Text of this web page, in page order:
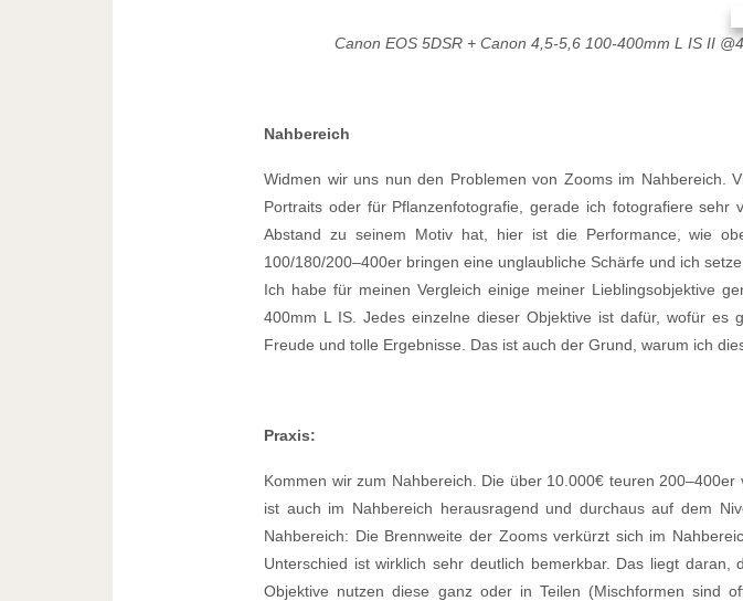
Canon EOS 5DSR + Canon 4,5-5,6 100-400mm L IS II
Nahbereich
Widmen wir uns nun den Problemen von Zooms im Nahbereich.
Portraits oder für Pflanzenfotografie, gerade ich fotografiere
Abstand zu seinem Motiv hat, hier ist die Performance, wie
100/180/200–400er bringen eine unglaubliche Schärfe und ich
Ich habe für meinen Vergleich einige meiner Lieblingsobjektive
400mm L IS. Jedes einzelne dieser Objektive ist dafür, wofür
Freude und tolle Ergebnisse. Das ist auch der Grund, warum ich
Praxis:
Kommen wir zum Nahbereich. Die über 10.000€ teuren
ist auch im Nahbereich herausragend und durchaus auf dem
Nahbereich: Die Brennweite der Zooms verkürzt sich im
Unterschied ist wirklich sehr deutlich bemerkbar. Das liegt
Objektive nutzen diese ganz oder in Teilen (Mischformen sind